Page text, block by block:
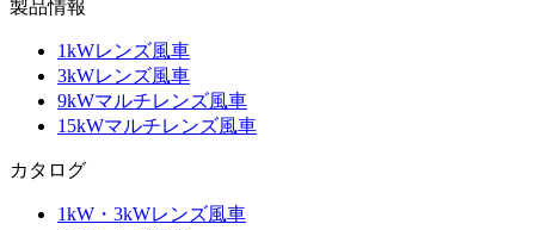
製品情報
1kWレンズ風車
3kWレンズ風車
9kWマルチレンズ風車
15kWマルチレンズ風車
カタログ
1kW・3kWレンズ風車